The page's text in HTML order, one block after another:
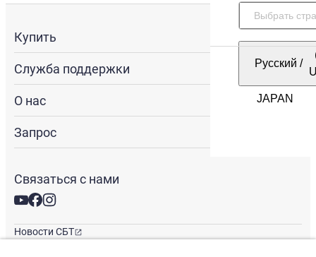
Русский /
Купить
Служба поддержки
О нас
Запрос
Связаться с нами
Новости СБТ